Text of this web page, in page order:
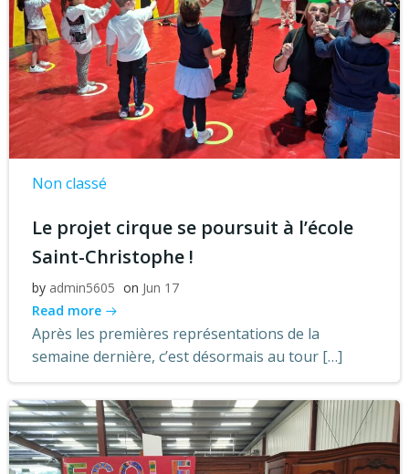
Non classé
Le projet cirque se poursuit à l’école
Saint-Christophe !
by admin5605 on Jun 17
Read more
Après les premières représentations de la
semaine dernière, c’est désormais au tour […]